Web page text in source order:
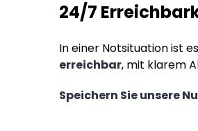
24/7
In einer Notsituation ist
erreichbar, mit klarem
Speichern Sie unsere